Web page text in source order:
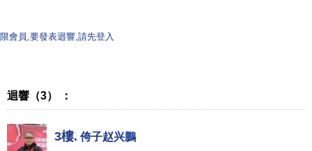
限會員,要發表迴響,請先登入
迴響（3） ：
3樓. 侉子赵兴鵬